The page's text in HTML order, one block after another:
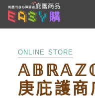
跳到主要內容
ONLINE STORE
𝔸𝔹ℝ𝔸ℤ𝕆
庚庇護商